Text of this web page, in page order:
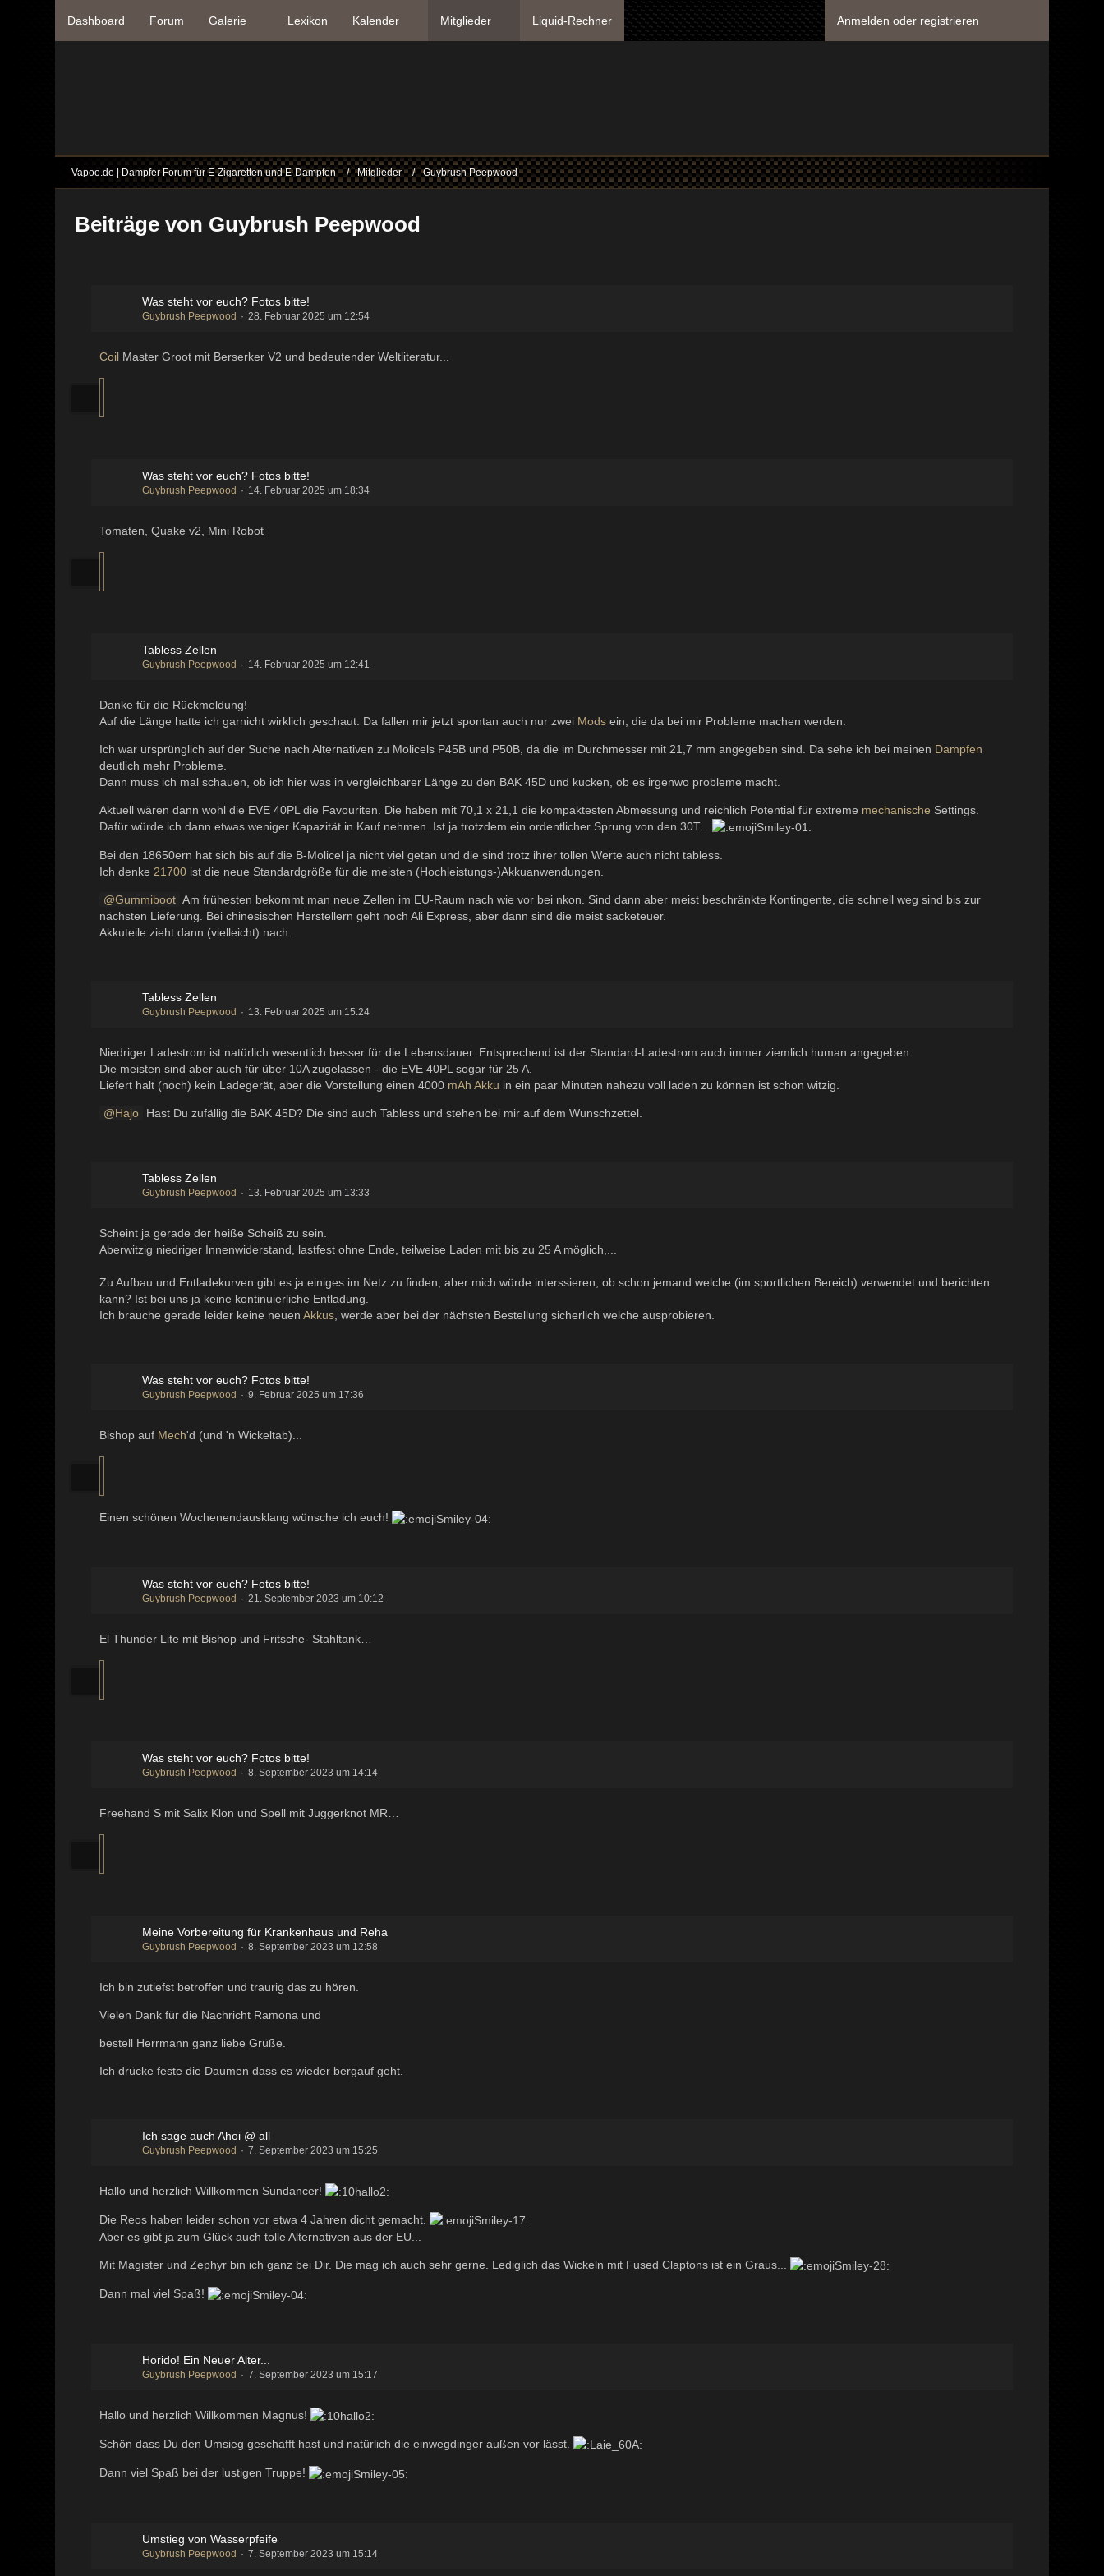
Dashboard Forum Galerie Lexikon Kalender Mitglieder Liquid-Rechner Anmelden oder registrieren
Vapoo.de | Dampfer Forum für E-Zigaretten und E-Dampfen Mitglieder Guybrush Peepwood
Beiträge von Guybrush Peepwood
Was steht vor euch? Fotos bitte!
Guybrush Peepwood 28. Februar 2025 um 12:54
Coil Master Groot mit Berserker V2 und bedeutender Weltliteratur...
Was steht vor euch? Fotos bitte!
Guybrush Peepwood 14. Februar 2025 um 18:34
Tomaten, Quake v2, Mini Robot
Tabless Zellen
Guybrush Peepwood 14. Februar 2025 um 12:41
Danke für die Rückmeldung!
Auf die Länge hatte ich garnicht wirklich geschaut. Da fallen mir jetzt spontan auch nur zwei Mods ein, die da bei mir Probleme machen werden.
Ich war ursprünglich auf der Suche nach Alternativen zu Molicels P45B und P50B, da die im Durchmesser mit 21,7 mm angegeben sind. Da sehe ich bei meinen Dampfen
deutlich mehr Probleme.
Dann muss ich mal schauen, ob ich hier was in vergleichbarer Länge zu den BAK 45D und kucken, ob es irgenwo probleme macht.
Aktuell wären dann wohl die EVE 40PL die Favouriten. Die haben mit 70,1 x 21,1 die kompaktesten Abmessung und reichlich Potential für extreme mechanische Settings.
Dafür würde ich dann etwas weniger Kapazität in Kauf nehmen. Ist ja trotzdem ein ordentlicher Sprung von den 30T...
Bei den 18650ern hat sich bis auf die B-Molicel ja nicht viel getan und die sind trotz ihrer tollen Werte auch nicht tabless.
Ich denke21700 ist die neue Standardgröße für die meisten (Hochleistungs-)Akkuanwendungen.
Gummiboot Am frühesten bekommt man neue Zellen im EU-Raum nach wie vor bei nkon. Sind dann aber meist beschränkte Kontingente, die schnell weg sind bis zur
nächsten Lieferung. Bei chinesischen Herstellern geht noch Ali Express, aber dann sind die meist sacketeuer.
Akkuteile zieht dann (vielleicht) nach.
Tabless Zellen
Guybrush Peepwood 13. Februar 2025 um 15:24
Niedriger Ladestrom ist natürlich wesentlich besser für die Lebensdauer. Entsprechend ist der Standard-Ladestrom auch immer ziemlich human angegeben.
Die meisten sind aber auch für über 10A zugelassen - die EVE 40PL sogar für 25 A.
Liefert halt (noch) kein Ladegerät, aber die Vorstellung einen 4000 mAh Akku in ein paar Minuten nahezu voll laden zu können ist schon witzig.
Hajo Hast Du zufällig die BAK 45D? Die sind auch Tabless und stehen bei mir auf dem Wunschzettel.
Tabless Zellen
Guybrush Peepwood 13. Februar 2025 um 13:33
Scheint ja gerade der heiße Scheiß zu sein.
Aberwitzig niedriger Innenwiderstand, lastfest ohne Ende, teilweise Laden mit bis zu 25 A möglich,...
Zu Aufbau und Entladekurven gibt es ja einiges im Netz zu finden, aber mich würde interssieren, ob schon jemand welche (im sportlichen Bereich) verwendet und berichten
kann? Ist bei uns ja keine kontinuierliche Entladung.
Ich brauche gerade leider keine neuenAkkus, werde aber bei der nächsten Bestellung sicherlich welche ausprobieren.
Was steht vor euch? Fotos bitte!
Guybrush Peepwood 9. Februar 2025 um 17:36
Bishop auf Mech'd (und 'n Wickeltab)...
Einen schönen Wochenendausklang wünsche ich euch!
Was steht vor euch? Fotos bitte!
Guybrush Peepwood 21. September 2023 um 10:12
El Thunder Lite mit Bishop und Fritsche- Stahltank…
Was steht vor euch? Fotos bitte!
Guybrush Peepwood 8. September 2023 um 14:14
Freehand S mit Salix Klon und Spell mit Juggerknot MR…
Meine Vorbereitung für Krankenhaus und Reha
Guybrush Peepwood 8. September 2023 um 12:58
Ich bin zutiefst betroffen und traurig das zu hören.
Vielen Dank für die Nachricht Ramona und
bestell Herrmann ganz liebe Grüße.
Ich drücke feste die Daumen dass es wieder bergauf geht.
Ich sage auch Ahoi @ all
Guybrush Peepwood 7. September 2023 um 15:25
Hallo und herzlich Willkommen Sundancer!
Die Reos haben leider schon vor etwa 4 Jahren dicht gemacht.
Aber es gibt ja zum Glück auch tolle Alternativen aus der EU...
Mit Magister und Zephyr bin ich ganz bei Dir. Die mag ich auch sehr gerne. Lediglich das Wickeln mit Fused Claptons ist ein Graus...
Dann mal viel Spaß!
Horido! Ein Neuer Alter...
Guybrush Peepwood 7. September 2023 um 15:17
Hallo und herzlich Willkommen Magnus!
Schön dass Du den Umsieg geschafft hast und natürlich die einwegdinger außen vor lässt.
Dann viel Spaß bei der lustigen Truppe!
Umstieg von Wasserpfeife
Guybrush Peepwood 7. September 2023 um 15:14